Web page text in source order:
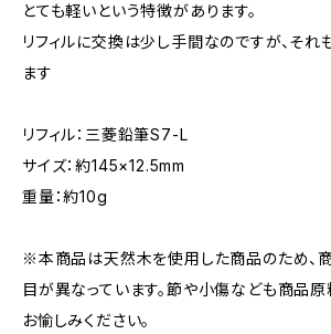
とても軽いという特徴があります。
リフィルに交換は少し手間なのですが、そ
ます
リフィル：三菱鉛筆S7-L
サイズ：約145×12.5mm
重量：約10g
※本商品は天然木を使用した商品のため、
目が異なっています。節や小傷なども商品
お愉しみください。